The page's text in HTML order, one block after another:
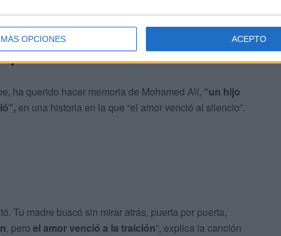
MÁS OPCIONES ACEPTO
nunca se rindió"
ha querido hacer memoria de Mohamed Alí, “un hijo
en una historia en la que “el amor venció al silencio”.
Tu madre buscó sin mirar atrás, puerta por puerta,
, pero el amor venció a la traición”, explica la canción